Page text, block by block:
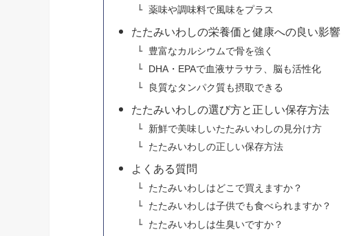
薬味や調味料で風味をプラス
たたみいわしの栄養価と健康への良い影響
豊富なカルシウムで骨を強く
DHA・EPAで血液サラサラ、脳も活性化
良質なタンパク質も摂取できる
たたみいわしの選び方と正しい保存方法
新鮮で美味しいたたみいわしの見分け方
たたみいわしの正しい保存方法
よくある質問
たたみいわしはどこで買えますか？
たたみいわしは子供でも食べられますか？
たたみいわしは生臭いですか？